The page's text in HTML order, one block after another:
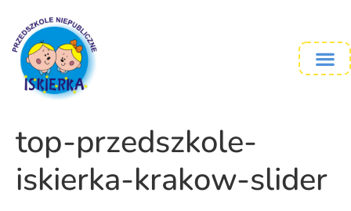
top-przedszkole-
iskierka-krakow-slider